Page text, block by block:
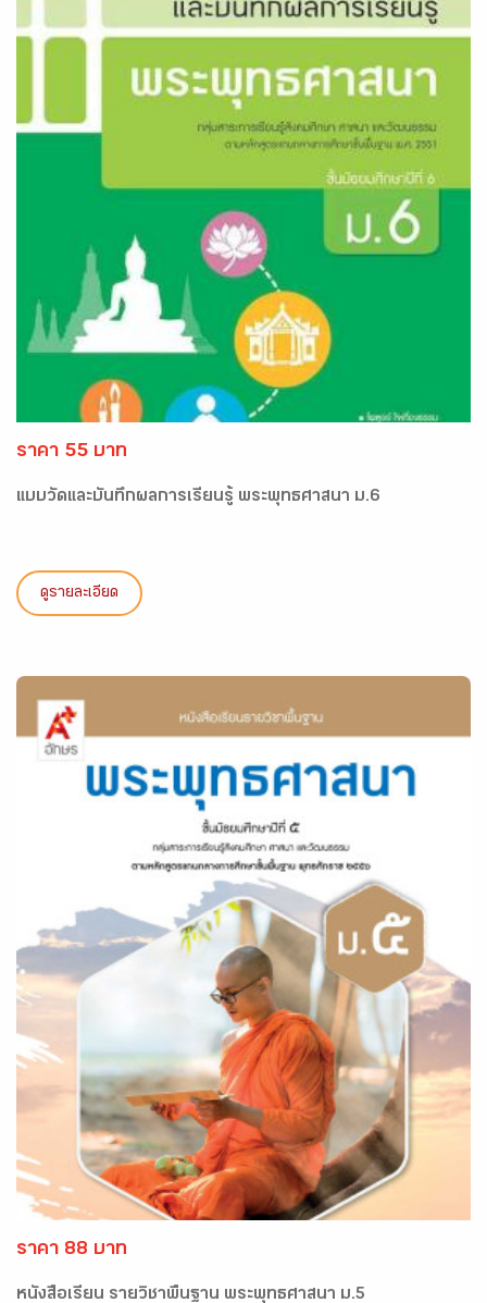
ราคา 55 บาท
แบบวัดและบันทึกผลการเรียนรู้ พระพุทธศาสนา ม.6
ดูรายละเอียด
ราคา 88 บาท
หนังสือเรียน รายวิชาพื้นฐาน พระพุทธศาสนา ม.5